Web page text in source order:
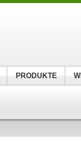
PRODUKTE